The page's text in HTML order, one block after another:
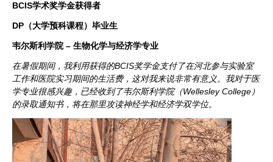
BCIS学术奖学金获得者
DP（大学预科课程）毕业生
韦尔斯利学院 – 生物化学与经济学专业
在暑假期间，我利用获得的BCIS奖学金支付了在河北参与实验室
工作和医院实习期间的生活费，这对我来说非常有意义。我对于医
学专业很感兴趣，已经收到了韦尔斯利学院（Wellesley College）
的录取通知书，将在那里攻读神经学和经济学双学位。